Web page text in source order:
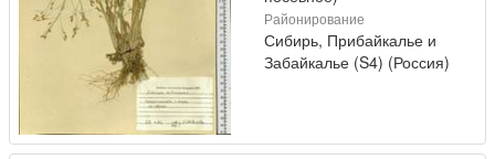
Районирование
Сибирь, Прибайкалье и
Забайкалье (S4) (Россия)